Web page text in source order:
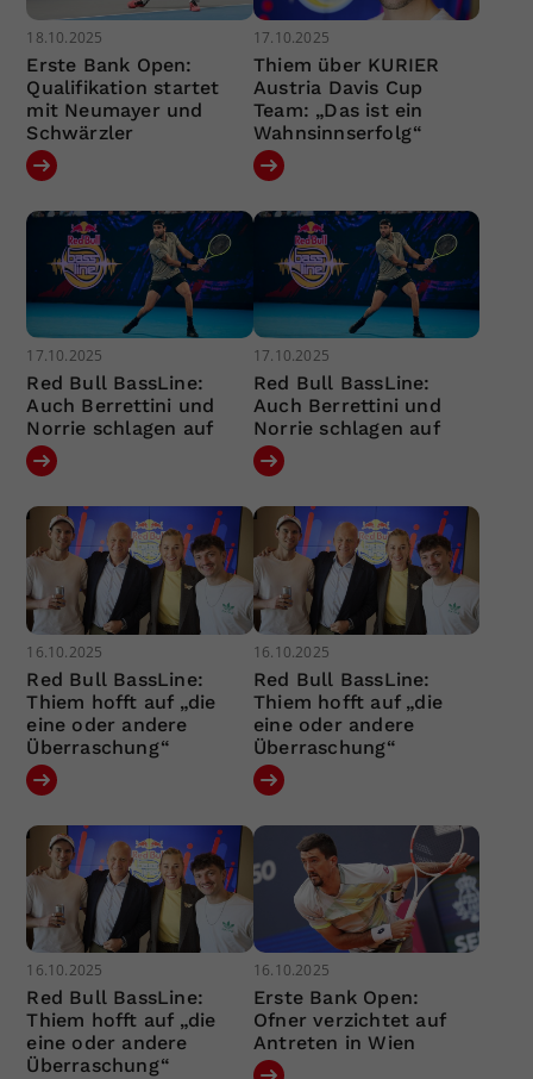
18.10.2025
Erste Bank Open:
Qualifikation startet
mit Neumayer und
Schwärzler
17.10.2025
Thiem über KURIER
Austria Davis Cup
Team: „Das ist ein
Wahnsinnserfolg“
17.10.2025
Red Bull BassLine:
Auch Berrettini und
Norrie schlagen auf
17.10.2025
Red Bull BassLine:
Auch Berrettini und
Norrie schlagen auf
16.10.2025
Red Bull BassLine:
Thiem hofft auf „die
eine oder andere
Überraschung“
16.10.2025
Red Bull BassLine:
Thiem hofft auf „die
eine oder andere
Überraschung“
16.10.2025
Red Bull BassLine:
Thiem hofft auf „die
eine oder andere
Überraschung“
16.10.2025
Erste Bank Open:
Ofner verzichtet auf
Antreten in Wien